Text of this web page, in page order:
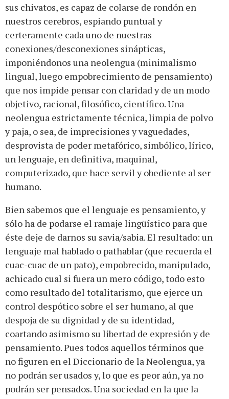
sus chivatos, es capaz de colarse de rondón en
nuestros cerebros, espiando puntual y
certeramente cada uno de nuestras
conexiones/desconexiones sinápticas,
imponiéndonos una neolengua (minimalismo
lingual, luego empobrecimiento de pensamiento)
que nos impide pensar con claridad y de un modo
objetivo, racional, filosófico, científico. Una
neolengua estrictamente técnica, limpia de polvo
y paja, o sea, de imprecisiones y vaguedades,
desprovista de poder metafórico, simbólico, lírico,
un lenguaje, en definitiva, maquinal,
computerizado, que hace servil y obediente al ser
humano.
Bien sabemos que el lenguaje es pensamiento, y
sólo ha de podarse el ramaje lingüístico para que
éste deje de darnos su savia/sabia. El resultado: un
lenguaje mal hablado o pathablar (que recuerda el
cuac-cuac de un pato), empobrecido, manipulado,
achicado cual si fuera un mero código, todo esto
como resultado del totalitarismo, que ejerce un
control despótico sobre el ser humano, al que
despoja de su dignidad y de su identidad,
coartando asimismo su libertad de expresión y de
pensamiento. Pues todos aquellos términos que
no figuren en el Diccionario de la Neolengua, ya
no podrán ser usados y, lo que es peor aún, ya no
podrán ser pensados. Una sociedad en la que la